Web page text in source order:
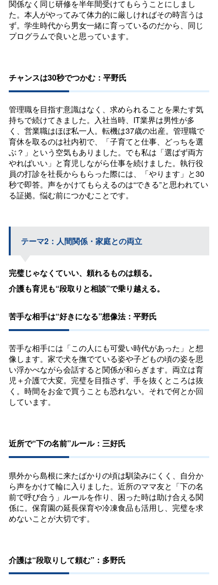
関係なく同じ研修を半年間受けてもらうことにしまし
た。本人がやってみて体力的に厳しければその時言うは
ず。学生時代から男女一緒に育っているのだから、同じ
プログラムで良いと思っています。
チャンスは30秒でつかむ：平野氏
管理職を目指す意識はなく、求められることを果たす気
持ちで続けてきました。入社当時、IT業界は男性が多
く、営業職はほぼ私一人。転機は37歳の出産。管理職で
育休を取るのは社内初で、「子育てと仕事、どっちを選
ぶ？」という空気もありました。でも私は「選ばず両方
やればいい」と育児しながら仕事を続けました。執行役
員の打診を社長からもらった際には、「やります」と30
秒で即答。声をかけてもらえるのは“できる”と思われてい
る証拠。悩む前につかむことです。
テーマ2：人間関係・家庭との両立
完璧じゃなくていい、頼れるものは頼る。
介護も育児も“段取りと相談”で乗り越える。
苦手な相手は“好きになる”想像法：平野氏
苦手な相手には「この人にも可愛い時代があった」と想
像します。家で犬を撫でている姿や子どもの頃の姿を思
い浮かべながら会話すると関係が和らぎます。両立は育
児＋介護で大変。完璧を目指さず、手を抜くところは抜
く。時間をお金で買うことも恐れない。それで何とか回
しています。
近所で“下の名前”ルール：三好氏
県外から島根に来たばかりの頃は馴染みにくく、自分か
ら声をかけて輪に入りました。近所のママ友と「下の名
前で呼び合う」ルールを作り、困った時は助け合える関
係に。保育園の延長保育や冷凍食品も活用し、完璧を求
めないことが大切です。
介護は“段取りして頼む”：多野氏